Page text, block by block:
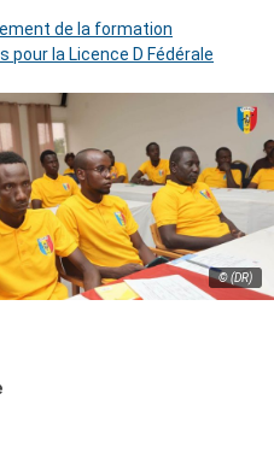
de la formation
pour la Licence D Fédérale
© (DR)